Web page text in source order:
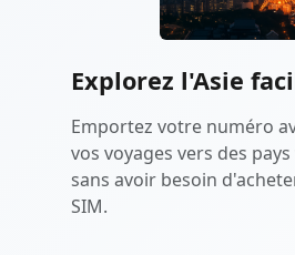
Explorez l'Asie
Emportez votre numéro
vos voyages vers des
sans avoir besoin
SIM.